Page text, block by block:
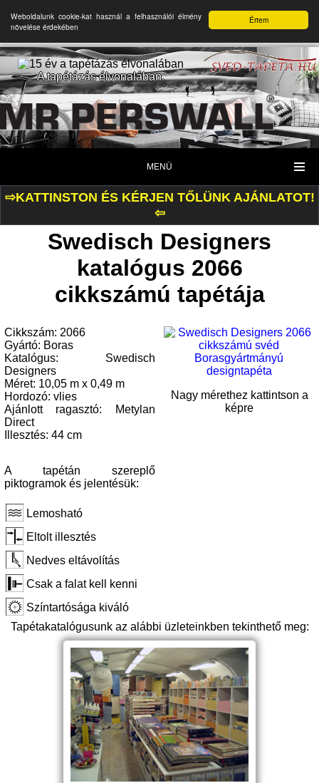
Értem
Weboldalunk cookie-kat használ a felhasználói élmény
növelése érdekében
A tapétázás élvonalában.
MENÜ
⇨KATTINSTON ÉS KÉRJEN TŐLÜNK AJÁNLATOT!
⇦
Swedisch Designers
katalógus 2066
cikkszámú tapétája
Cikkszám: 2066
Gyártó: Boras
Katalógus: Swedisch
Designers
Méret: 10,05 m x 0,49 m
Hordozó: vlies
Ajánlott ragasztó: Metylan
Direct
Illesztés: 44 cm
A tapétán szereplő
piktogramok és jelentésük:
Lemosható
Eltolt illesztés
Nedves eltávolítás
Csak a falat kell kenni
Színtartósága kiváló
Nagy mérethez kattintson a
képre
Tapétakatalógusunk az alábbi üzleteinkben tekinthető meg: